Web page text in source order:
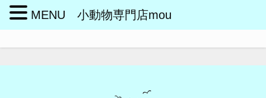
MENU 小動物専門店mou